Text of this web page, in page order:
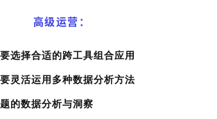
高级运营：
选择合适的跨工具组合应用
灵活运用多种数据分析方法
的数据分析与洞察